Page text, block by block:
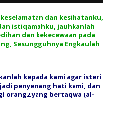
dan kesihatanku,
istiqamahku, jauhkanlah
dan kekecewaan pada
Sesungguhnya Engkaulah
kepada kami agar isteri
penyenang hati kami, dan
orang2 yang bertaqwa (al-